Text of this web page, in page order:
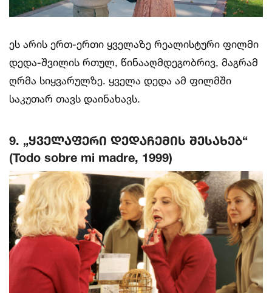
ეს არის ერთ-ერთი ყველაზე რეალისტური ფილმი
დედა-შვილის რთულ, წინააღმდეგობრივ, მაგრამ
ღრმა სიყვარულზე. ყველა დედა ამ ფილმში
საკუთარ თავს დაინახავს.
9. „ყველაფერი დედაჩემის შესახებ“
(Todo sobre mi madre, 1999)